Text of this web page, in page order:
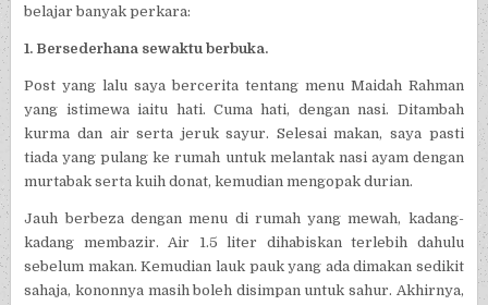
belajar banyak perkara:
1. Bersederhana sewaktu berbuka.
Post yang lalu saya bercerita tentang menu Maidah Rahman
yang istimewa iaitu hati. Cuma hati, dengan nasi. Ditambah
kurma dan air serta jeruk sayur. Selesai makan, saya pasti
tiada yang pulang ke rumah untuk melantak nasi ayam dengan
murtabak serta kuih donat, kemudian mengopak durian.
Jauh berbeza dengan menu di rumah yang mewah, kadang-
kadang membazir. Air 1.5 liter dihabiskan terlebih dahulu
sebelum makan. Kemudian lauk pauk yang ada dimakan sedikit
sahaja, kononnya masih boleh disimpan untuk sahur. Akhirnya,